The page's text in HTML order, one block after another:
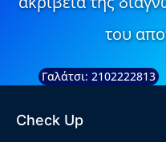
του
Γαλάτσι: 2102222813
Check Up